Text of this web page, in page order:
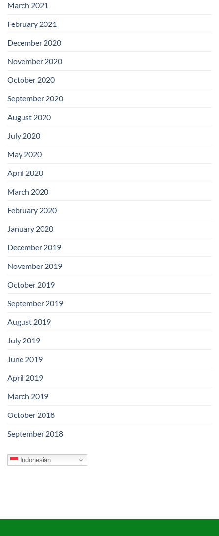
March 2021
February 2021
December 2020
November 2020
October 2020
September 2020
August 2020
July 2020
May 2020
April 2020
March 2020
February 2020
January 2020
December 2019
November 2019
October 2019
September 2019
August 2019
July 2019
June 2019
April 2019
March 2019
October 2018
September 2018
Indonesian